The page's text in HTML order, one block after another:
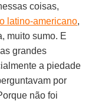
coisas,
latino-americano,
muito sumo. E
grandes
a piedade
por
não foi